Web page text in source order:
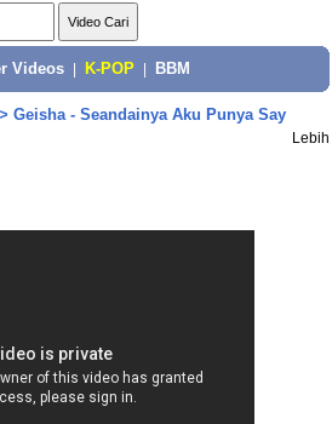
Videos K-POP BBM
Geisha - Seandainya Aku Punya Say
Lebih